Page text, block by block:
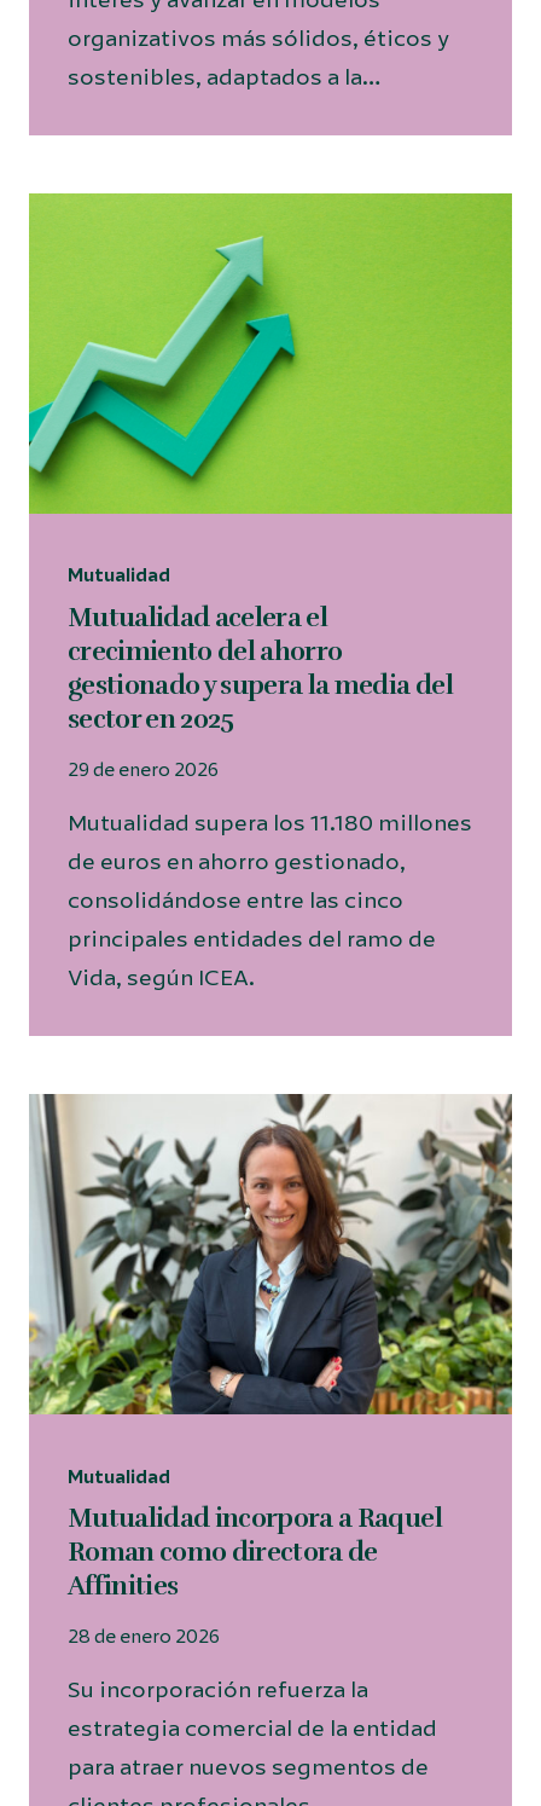
organizativos más sólidos, éticos y
sostenibles, adaptados a la…
Mutualidad
Mutualidad acelera el
crecimiento del ahorro
gestionado y supera la media del
sector en 2025
29 de enero 2026
Mutualidad supera los 11.180 millones
de euros en ahorro gestionado,
consolidándose entre las cinco
principales entidades del ramo de
Vida, según ICEA.
Mutualidad
Mutualidad incorpora a Raquel
Roman como directora de
Affinities
28 de enero 2026
Su incorporación refuerza la
estrategia comercial de la entidad
para atraer nuevos segmentos de